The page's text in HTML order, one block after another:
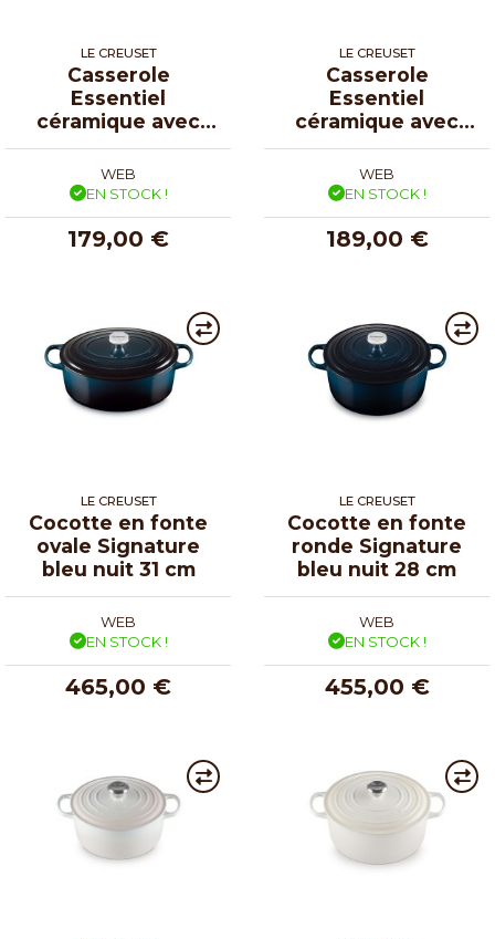
LE CREUSET
Casserole
Essentiel
céramique avec
couvercle ø 18 cm
WEB
EN STOCK !
179,00 €
LE CREUSET
Casserole
Essentiel
céramique avec
couvercle ø 20 cm
WEB
EN STOCK !
189,00 €
LE CREUSET
Cocotte en fonte
ovale Signature
bleu nuit 31 cm
WEB
EN STOCK !
465,00 €
LE CREUSET
Cocotte en fonte
ronde Signature
bleu nuit 28 cm
WEB
EN STOCK !
455,00 €